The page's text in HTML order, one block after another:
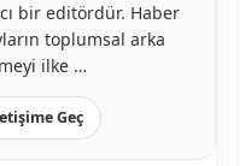
bir editördür. Haber
toplumsal arka
ilke …
Geç